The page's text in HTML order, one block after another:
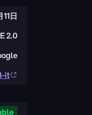
日
2.0
it